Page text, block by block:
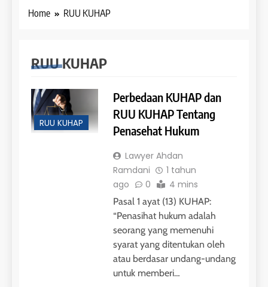
Home RUU KUHAP
RUU KUHAP
RUU KUHAP
Perbedaan KUHAP dan
RUU KUHAP Tentang
Penasehat Hukum
Lawyer Ahdan
Ramdani
1 tahun
ago
0 4 mins
Pasal 1 ayat (13) KUHAP:
“Penasihat hukum adalah
seorang yang memenuhi
syarat yang ditentukan oleh
atau berdasar undang-undang
untuk memberi…